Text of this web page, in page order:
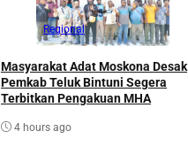
Regional
Masyarakat Adat Moskona Desak
Pemkab Teluk Bintuni Segera
Terbitkan Pengakuan MHA
4 hours ago